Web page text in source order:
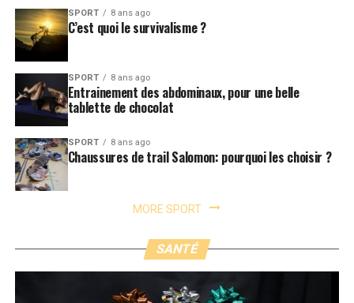
SPORT 8 ans ago
C’est quoi le survivalisme ?
SPORT 8 ans ago
Entrainement des abdominaux, pour une belle
tablette de chocolat
SPORT 8 ans ago
Chaussures de trail Salomon: pourquoi les choisir ?
MORE SPORT
SANTÉ